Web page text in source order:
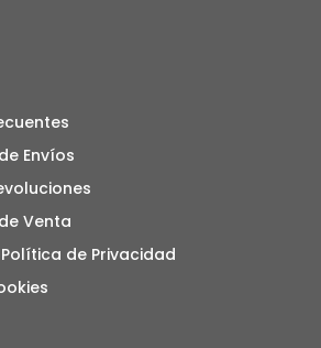
Envíos
Venta
de Privacidad